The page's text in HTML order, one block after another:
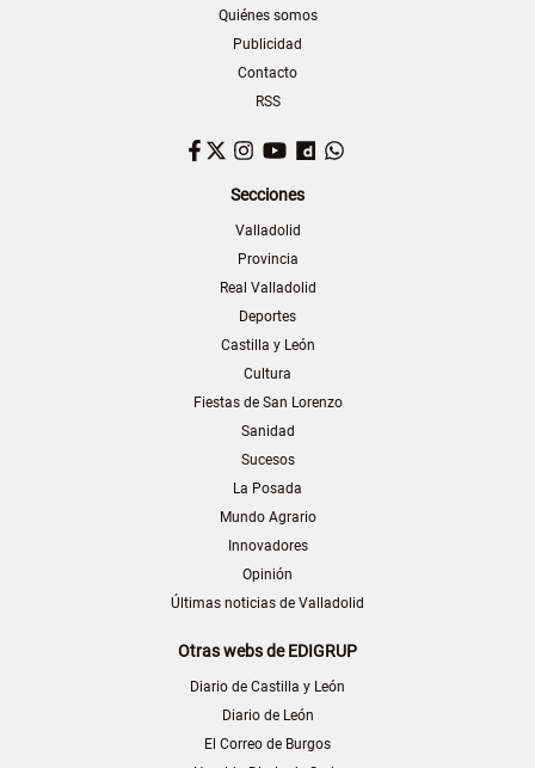
Quiénes somos
Publicidad
Contacto
RSS
Facebook
TwitterInstagram
YouTubeDailymotion
Secciones
Valladolid
Provincia
Real Valladolid
Deportes
Castilla y León
Cultura
Fiestas de San Lorenzo
Sanidad
Sucesos
La Posada
Mundo Agrario
Innovadores
Opinión
Últimas noticias de Valladolid
Otras webs de EDIGRUP
Diario de Castilla y León
Diario de León
El Correo de Burgos